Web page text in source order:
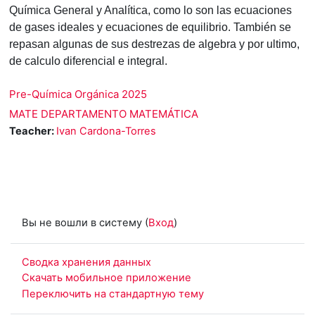
Química General y Analítica, como lo son las ecuaciones
de gases ideales y ecuaciones de equilibrio. También se
repasan algunas de sus destrezas de algebra y por ultimo,
de calculo diferencial e integral.
Pre-Química Orgánica 2025
MATE DEPARTAMENTO MATEMÁTICA
Teacher: Ivan Cardona-Torres
Вы не вошли в систему (Вход)
Сводка хранения данных
Скачать мобильное приложение
Переключить на стандартную тему